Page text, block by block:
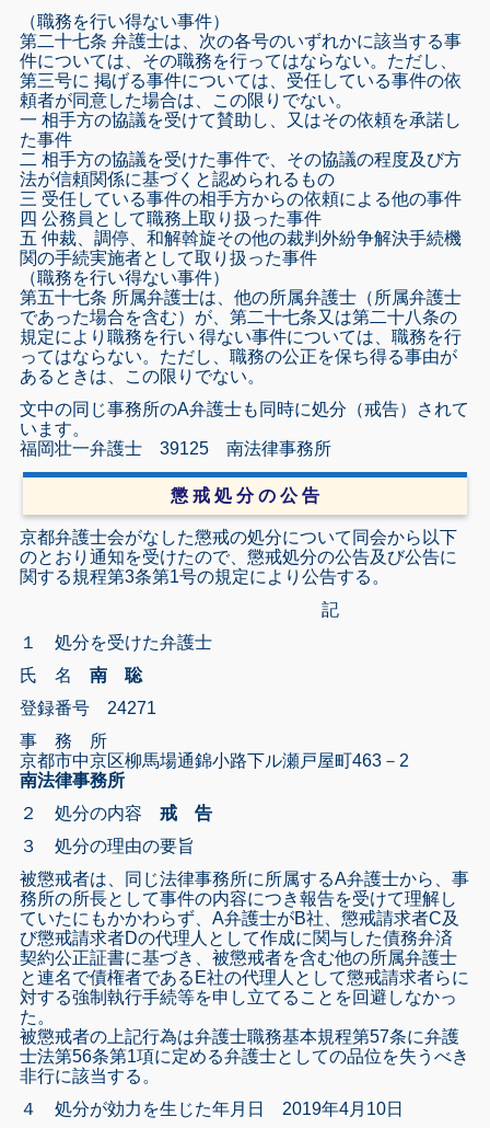
（職務を行い得ない事件）
第二十七条 弁護士は、次の各号のいずれかに該当する事
件については、その職務を行ってはならない。ただし、
第三号に 掲げる事件については、受任している事件の依
頼者が同意した場合は、この限りでない。
一 相手方の協議を受けて賛助し、又はその依頼を承諾し
た事件
二 相手方の協議を受けた事件で、その協議の程度及び方
法が信頼関係に基づくと認められるもの
三 受任している事件の相手方からの依頼による他の事件
四 公務員として職務上取り扱った事件
五 仲裁、調停、和解斡旋その他の裁判外紛争解決手続機
関の手続実施者として取り扱った事件
（職務を行い得ない事件）
第五十七条 所属弁護士は、他の所属弁護士（所属弁護士
であった場合を含む）が、第二十七条又は第二十八条の
規定により職務を行い 得ない事件については、職務を行
ってはならない。ただし、職務の公正を保ち得る事由が
あるときは、この限りでない。
文中の同じ事務所のA弁護士も同時に処分（戒告）されて
います。
福岡壮一弁護士 39125 南法律事務所
懲 戒 処 分 の 公 告
京都弁護士会がなした懲戒の処分について同会から以下
のとおり通知を受けたので、懲戒処分の公告及び公告に
関する規程第3条第1号の規定により公告する。
記
１ 処分を受けた弁護士
氏 名南 聡
登録番号 24271
事 務 所
京都市中京区柳馬場通錦小路下ル瀬戸屋町463－2
南法律事務所
２ 処分の内容戒 告
３ 処分の理由の要旨
被懲戒者は、同じ法律事務所に所属するA弁護士から、事
務所の所長として事件の内容につき報告を受けて理解し
ていたにもかかわらず、A弁護士がB社、懲戒請求者C及
び懲戒請求者Dの代理人として作成に関与した債務弁済
契約公正証書に基づき、被懲戒者を含む他の所属弁護士
と連名で債権者であるE社の代理人として懲戒請求者らに
対する強制執行手続等を申し立てることを回避しなかっ
た。
被懲戒者の上記行為は弁護士職務基本規程第57条に弁護
士法第56条第1項に定める弁護士としての品位を失うべき
非行に該当する。
４ 処分が効力を生じた年月日 2019年4月10日